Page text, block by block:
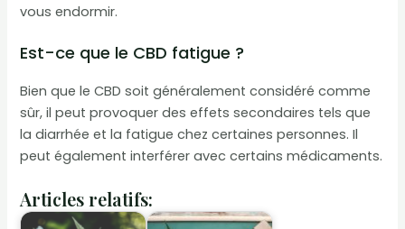
vous endormir.
Est-ce que le CBD fatigue ?
Bien que le CBD soit généralement considéré comme
sûr, il peut provoquer des effets secondaires tels que
la diarrhée et la fatigue chez certaines personnes. Il
peut également interférer avec certains médicaments.
Articles relatifs: